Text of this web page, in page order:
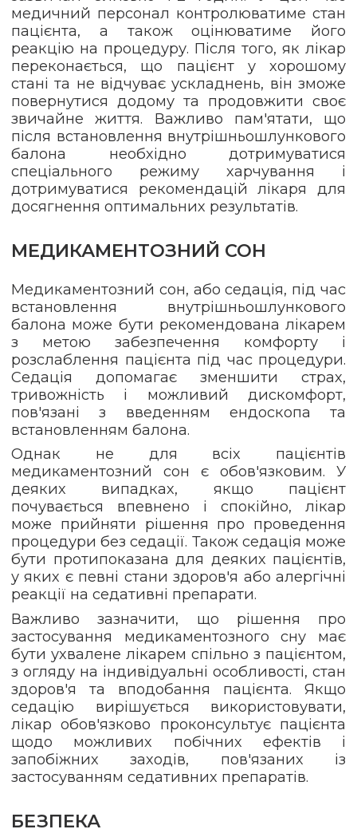
медичний персонал контролюватиме стан
пацієнта, а також оцінюватиме його
реакцію на процедуру. Після того, як лікар
переконається, що пацієнт у хорошому
стані та не відчуває ускладнень, він зможе
повернутися додому та продовжити своє
звичайне життя. Важливо пам'ятати, що
після встановлення внутрішньошлункового
балона необхідно дотримуватися
спеціального режиму харчування і
дотримуватися рекомендацій лікаря для
досягнення оптимальних результатів.
МЕДИКАМЕНТОЗНИЙ СОН
Медикаментозний сон, або седація, під час
встановлення внутрішньошлункового
балона може бути рекомендована лікарем
з метою забезпечення комфорту і
розслаблення пацієнта під час процедури.
Седація допомагає зменшити страх,
тривожність і можливий дискомфорт,
пов'язані з введенням ендоскопа та
встановленням балона.
Однак не для всіх пацієнтів
медикаментозний сон є обов'язковим. У
деяких випадках, якщо пацієнт
почувається впевнено і спокійно, лікар
може прийняти рішення про проведення
процедури без седації. Також седація може
бути протипоказана для деяких пацієнтів,
у яких є певні стани здоров'я або алергічні
реакції на седативні препарати.
Важливо зазначити, що рішення про
застосування медикаментозного сну має
бути ухвалене лікарем спільно з пацієнтом,
з огляду на індивідуальні особливості, стан
здоров'я та вподобання пацієнта. Якщо
седацію вирішується використовувати,
лікар обов'язково проконсультує пацієнта
щодо можливих побічних ефектів і
запобіжних заходів, пов'язаних із
застосуванням седативних препаратів.
БЕЗПЕКА